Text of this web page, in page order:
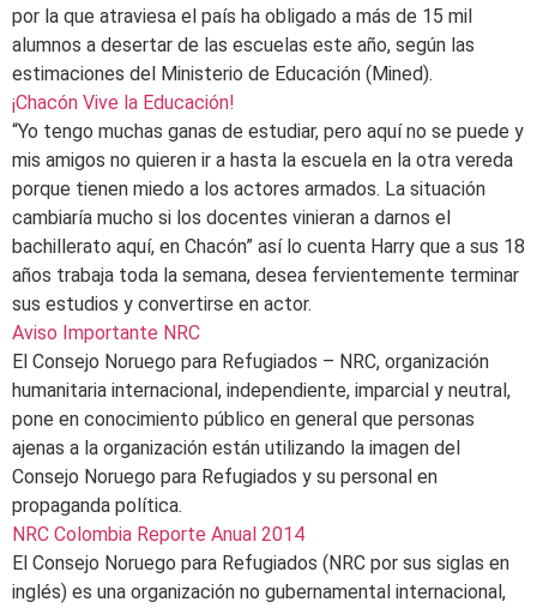
por la que atraviesa el país ha obligado a más de 15 mil
alumnos a desertar de las escuelas este año, según las
estimaciones del Ministerio de Educación (Mined).
¡Chacón Vive la Educación!
“Yo tengo muchas ganas de estudiar, pero aquí no se puede y
mis amigos no quieren ir a hasta la escuela en la otra vereda
porque tienen miedo a los actores armados. La situación
cambiaría mucho si los docentes vinieran a darnos el
bachillerato aquí, en Chacón” así lo cuenta Harry que a sus 18
años trabaja toda la semana, desea fervientemente terminar
sus estudios y convertirse en actor.
Aviso Importante NRC
El Consejo Noruego para Refugiados – NRC, organización
humanitaria internacional, independiente, imparcial y neutral,
pone en conocimiento público en general que personas
ajenas a la organización están utilizando la imagen del
Consejo Noruego para Refugiados y su personal en
propaganda política.
NRC Colombia Reporte Anual 2014
El Consejo Noruego para Refugiados (NRC por sus siglas en
inglés) es una organización no gubernamental internacional,